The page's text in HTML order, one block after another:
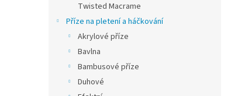
Twisted Macrame
Příze na pletení a háčkování
Akrylové příze
Bavlna
Bambusové příze
Duhové